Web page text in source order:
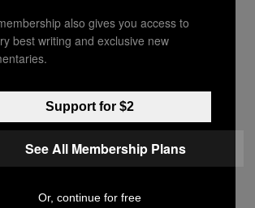
Ganti Password jadi
secara permanen
nomor yang didapat
dua faktor untuk tujuan
tertangkap basah
serupa. Facebook
also gives you access to
best writing and exclusive new
Support for $2
See All Membership Plans
Or, continue for free